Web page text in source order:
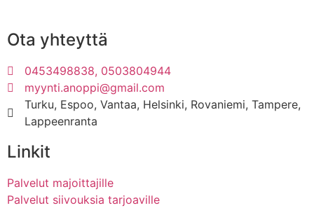
Ota yhteyttä
0453498838, 0503804944
myynti.anoppi@gmail.com
Turku, Espoo, Vantaa, Helsinki, Rovaniemi, Tampere,
Lappeenranta
Linkit
Palvelut majoittajille
Palvelut siivouksia tarjoaville